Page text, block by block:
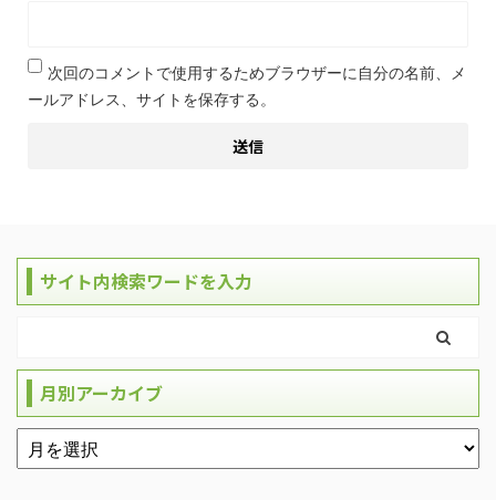
次回のコメントで使用するためブラウザーに自分の名前、メ
ールアドレス、サイトを保存する。
サイト内検索ワードを入力
月別アーカイブ